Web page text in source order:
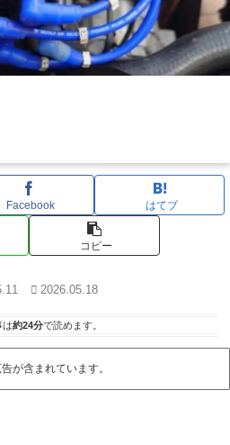
Facebook はてブ
コピー
2026.05.18
は約24分で読めます。
が含まれています。